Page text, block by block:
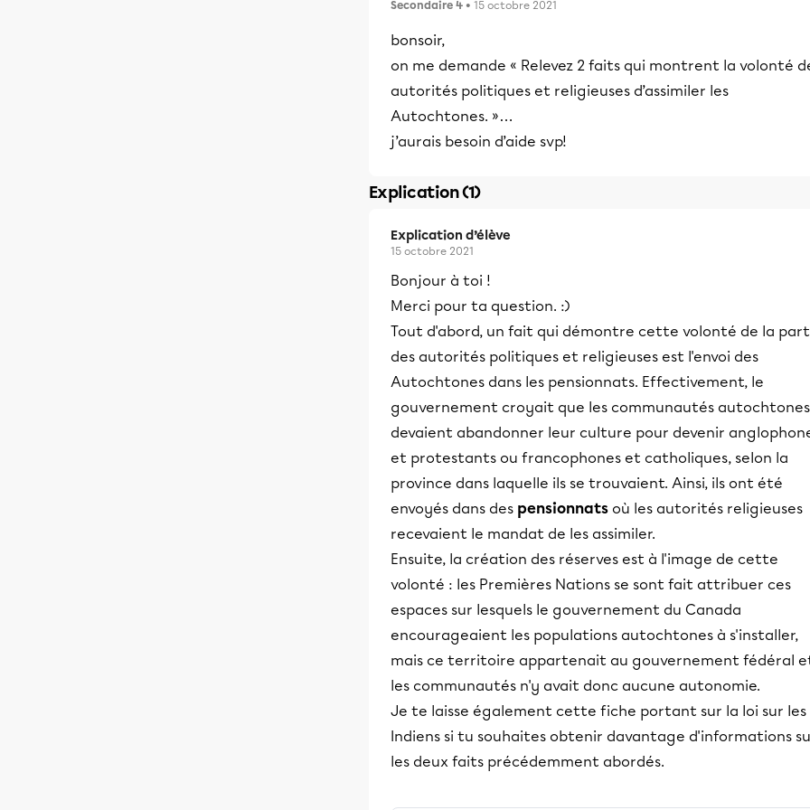
Secondaire 4 • 15 octobre 2021
bonsoir,
on me demande « Relevez 2 faits qui montrent la volonté
autorités politiques et religieuses d’assimiler les
Autochtones. »…
j’aurais besoin d’aide svp!
Explication (1)
Explication d’élève
15 octobre 2021
Bonjour à toi !
Merci pour ta question. :)
Tout d'abord, un fait qui démontre cette volonté de la part
des autorités politiques et religieuses est l'envoi des
Autochtones dans les pensionnats. Effectivement, le
gouvernement croyait que les communautés autochtones
devaient abandonner leur culture pour devenir
et protestants ou francophones et catholiques, selon la
province dans laquelle ils se trouvaient. Ainsi, ils ont été
envoyés dans des pensionnats où les autorités religieuses
recevaient le mandat de les assimiler.
Ensuite, la création des réserves est à l'image de cette
volonté : les Premières Nations se sont fait attribuer ces
espaces sur lesquels le gouvernement du Canada
encourageaient les populations autochtones à s'installer,
mais ce territoire appartenait au gouvernement fédéral
les communautés n'y avait donc aucune autonomie.
Je te laisse également cette fiche portant sur la loi sur les
Indiens si tu souhaites obtenir davantage d'informations
les deux faits précédemment abordés.